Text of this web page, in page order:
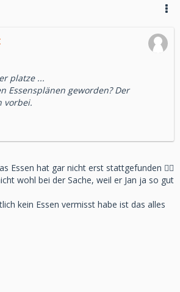
platze ...
Essensplänen geworden? Der
vorbei.
Essen hat gar nicht erst stattgefunden 🤷‍♀️
wohl bei der Sache, weil er Jan ja so gut
kein Essen vermisst habe ist das alles